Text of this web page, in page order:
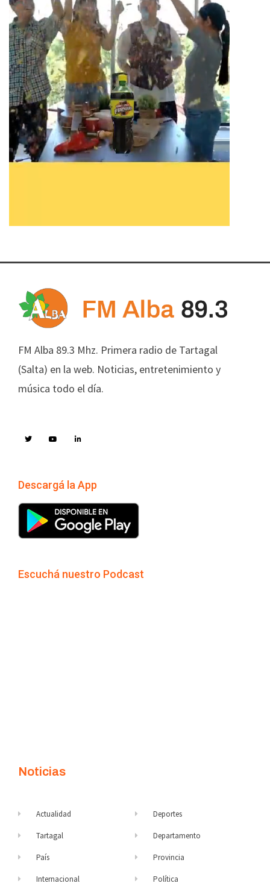
FM Alba 89.3 Mhz. Primera radio de Tartagal
(Salta) en la web. Noticias, entretenimiento y
música todo el día.
Descargá la App
Escuchá nuestro Podcast
Noticias
Actualidad
Tartagal
País
Internacional
Deportes
Departamento
Provincia
Política